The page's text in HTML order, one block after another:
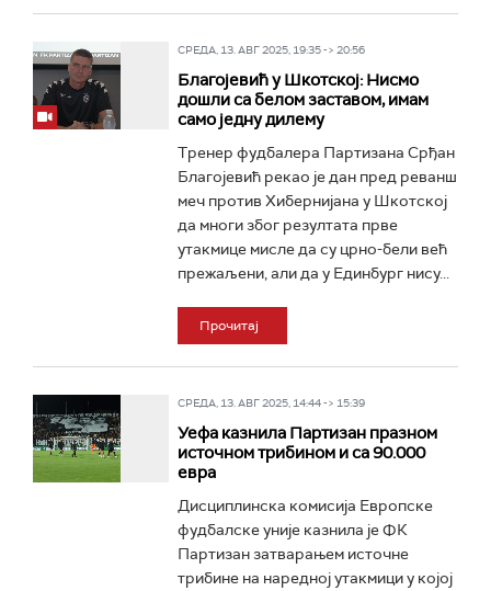
СРЕДА, 13. АВГ 2025, 19:35 -> 20:56
Благојевић у Шкотској: Нисмо
дошли са белом заставом, имам
само једну дилему
Тренер фудбалера Партизана Срђан
Благојевић рекао је дан пред реванш
меч против Хибернијана у Шкотској
да многи због резултата прве
утакмице мисле да су црно-бели већ
прежаљени, али да у Единбург нису...
Прочитај
СРЕДА, 13. АВГ 2025, 14:44 -> 15:39
Уефа казнила Партизан празном
источном трибином и са 90.000
евра
Дисциплинска комисија Европске
фудбалске уније казнила је ФК
Партизан затварањем источне
трибине на наредној утакмици у којој